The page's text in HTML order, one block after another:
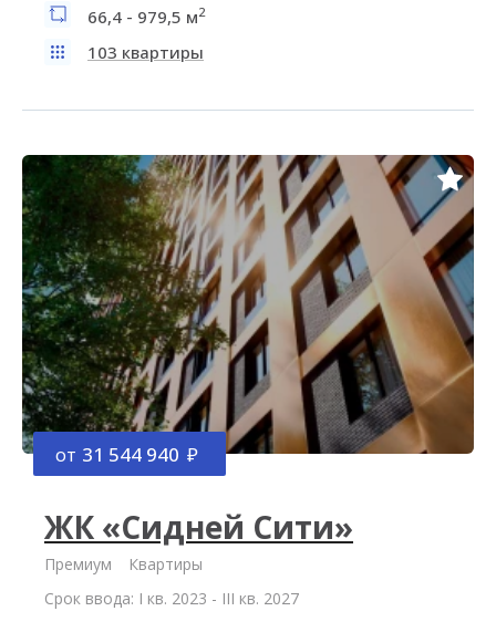
66,4 - 979,5 м2
103 квартиры
от 31 544 940
ЖК «Сидней Сити»
Премиум
Квартиры
Срок ввода: I кв. 2023 - III кв. 2027